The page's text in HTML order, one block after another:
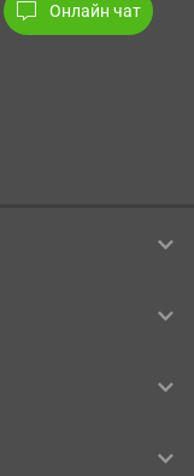
Онлайн чат